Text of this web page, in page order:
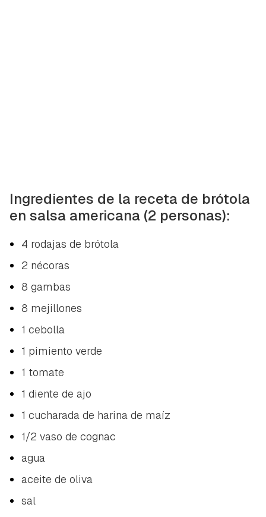
Ingredientes de la receta de brótola
en salsa americana (2 personas):
4 rodajas de brótola
2 nécoras
8 gambas
8 mejillones
1 cebolla
1 pimiento verde
1 tomate
1 diente de ajo
1 cucharada de harina de maíz
1/2 vaso de cognac
agua
aceite de oliva
sal